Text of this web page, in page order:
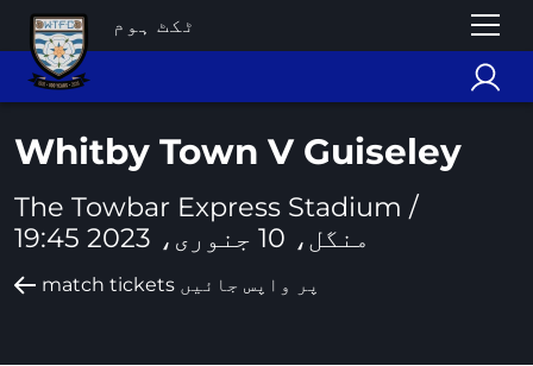
ٹکٹ ہوم
Whitby Town V Guiseley
The Towbar Express Stadium /
منگل، 10 جنوری، 2023 19:45
match tickets پر واپس جائیں